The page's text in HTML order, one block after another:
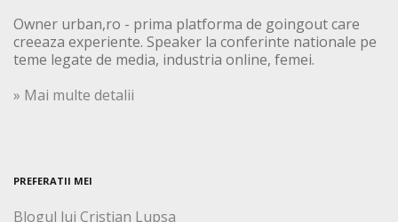
Owner urban,ro - prima platforma de goingout care
creeaza experiente. Speaker la conferinte nationale pe
teme legate de media, industria online, femei.
» Mai multe detalii
PREFERATII MEI
Blogul lui Cristian Lupsa